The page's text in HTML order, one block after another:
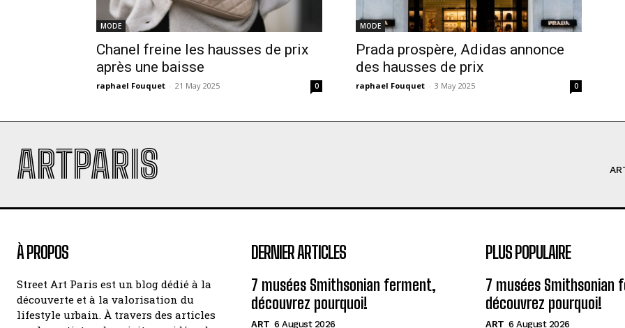
MODE
Chanel freine les hausses de prix
après une baisse
raphael Fouquet - 21 May 2025 0
MODE
Prada prospère, Adidas annonce
des hausses de prix
raphael Fouquet - 3 May 2025 0
ARTPARIS
À PROPOS
Street Art Paris est un blog dédié à la
découverte et à la valorisation du
lifestyle urbain. À travers des articles
DERNIER ARTICLES
7 musées Smithsonian ferment,
découvrez pourquoi!
ART 6 August 2026
PLUS POPULAIRE
7 musées Smithsonian
découvrez pourquoi!
ART 6 August 2026